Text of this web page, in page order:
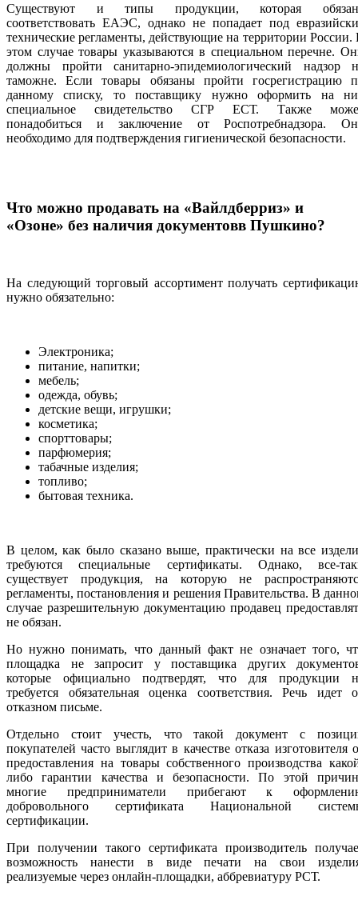
Существуют и типы продукции, которая
соответствовать ЕАЭС, однако не попадает под
технические регламенты, действующие на территории России.
этом случае товары указываются в специальном перечне.
должны пройти санитарно-эпидемиологический надзор
таможне. Если товары обязаны пройти госрегистрацию
данному списку, то поставщику нужно оформить на
специальное свидетельство СГР ЕСТ. Также
понадобиться и заключение от Роспотребнадзора.
необходимо для подтверждения гигиенической безопасности.
Что можно продавать на «Вайлдберриз» и
«Озоне» без наличия документовв Пушкино?
На следующий торговый ассортимент получать
нужно обязательно:
Электроника;
питание, напитки;
мебель;
одежда, обувь;
детские вещи, игрушки;
косметика;
спорттовары;
парфюмерия;
табачные изделия;
топливо;
бытовая техника.
В целом, как было сказано выше, практически на все
требуются специальные сертификаты. Однако, все-
существует продукция, на которую не
регламенты, постановления и решения Правительства. В
случае разрешительную документацию продавец
не обязан.
Но нужно понимать, что данный факт не означает того,
площадка не запросит у поставщика других
которые официально подтвердят, что для продукции
требуется обязательная оценка соответствия. Речь идет
отказном письме.
Отдельно стоит учесть, что такой документ с
покупателей часто выглядит в качестве отказа изготовителя
предоставления на товары собственного производства
либо гарантии качества и безопасности. По этой
многие предприниматели прибегают к
добровольного сертификата Национальной
сертификации.
При получении такого сертификата производитель
возможность нанести в виде печати на свои
реализуемые через онлайн-площадки, аббревиатуру РСТ.